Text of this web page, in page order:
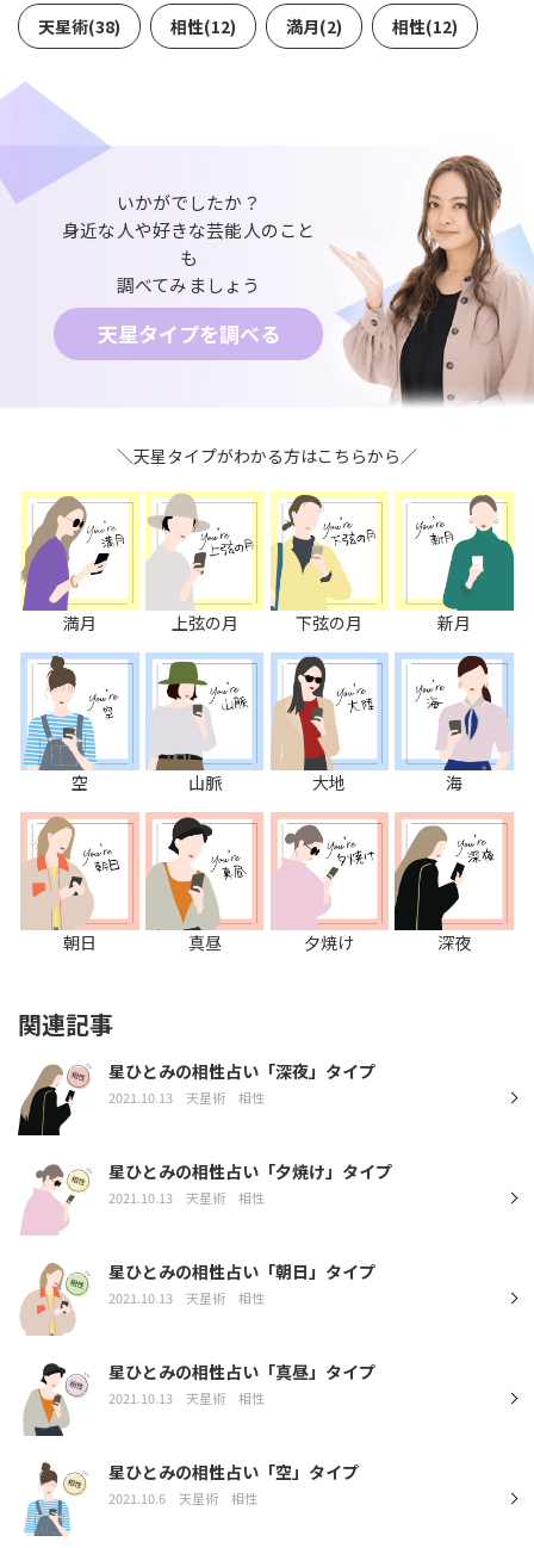
天星術(38) 相性(12) 満月(2) 相性(12)
いかがでしたか？
身近な人や好きな芸能人のこと
も
調べてみましょう
天星タイプを調べる
＼天星タイプがわかる方はこちらから／
満月 上弦の月 下弦の月 新月
空 山脈 大地 海
朝日 真昼 夕焼け 深夜
関連記事
星ひとみの相性占い「深夜」タイプ
2021.10.13 天星術 相性
星ひとみの相性占い「夕焼け」タイプ
2021.10.13 天星術 相性
星ひとみの相性占い「朝日」タイプ
2021.10.13 天星術 相性
星ひとみの相性占い「真昼」タイプ
2021.10.13 天星術 相性
星ひとみの相性占い「空」タイプ
2021.10.6 天星術 相性